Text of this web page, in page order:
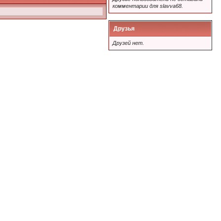
комментарии для slavva68.
Друзья
Друзей нет.